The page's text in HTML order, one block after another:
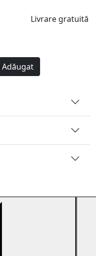
Livrare gratuită
Adăugat